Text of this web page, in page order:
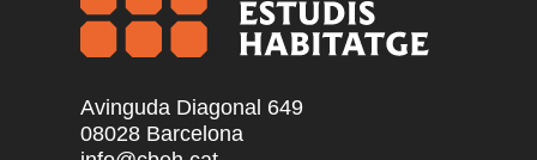
Avinguda Diagonal 649
08028 Barcelona